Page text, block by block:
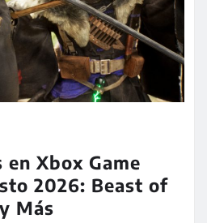
en Xbox Game
2026: Beast of
Más